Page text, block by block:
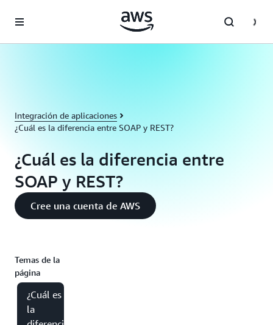
Integración de aplicaciones
¿Cuál es la diferencia entre SOAP y REST?
¿Cuál es la diferencia entre
SOAP y REST?
Cree una cuenta de AWS
Temas de la
página
¿Cuál es
la